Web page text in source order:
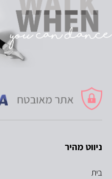
ניווט מהיר
בית